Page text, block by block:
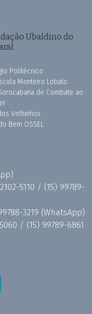
Ubaldino do
Politécnico
Monteiro Lobato
de Combate ao
Velhinhos
Bem OSSEL
5110 / (15) 99789-
3219 (WhatsApp)
/ (15) 99789-6861